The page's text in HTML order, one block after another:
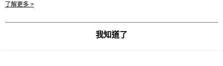
用條款之 Cookie 聲明使用 cookie。
了解更多 >
我知道了